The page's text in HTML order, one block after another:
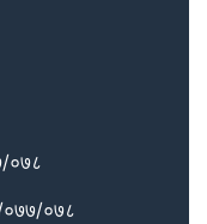
०७८
०७७/०७८